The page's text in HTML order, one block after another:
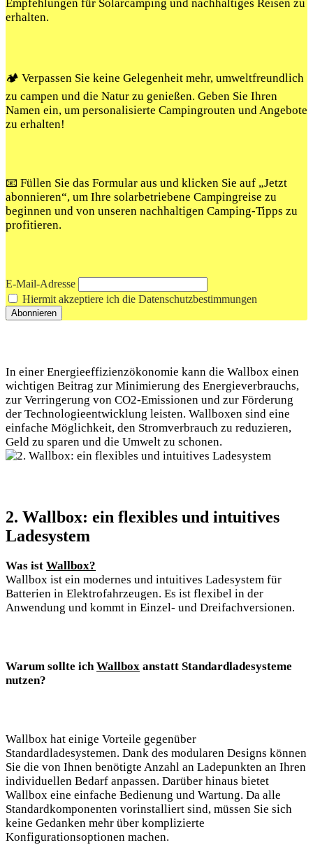
Empfehlungen für Solarcamping und nachhaltiges Reisen zu
erhalten.
🏕️ Verpassen Sie keine Gelegenheit mehr, umweltfreundlich
zu campen und die Natur zu genießen. Geben Sie Ihren
Namen ein, um personalisierte Campingrouten und Angebote
zu erhalten!
📧 Füllen Sie das Formular aus und klicken Sie auf „Jetzt
abonnieren“, um Ihre solarbetriebene Campingreise zu
beginnen und von unseren nachhaltigen Camping-Tipps zu
profitieren.
E-Mail-Adresse
Hiermit akzeptiere ich die Datenschutzbestimmungen
In einer Energieeffizienzökonomie kann die Wallbox einen
wichtigen Beitrag zur Minimierung des Energieverbrauchs,
zur Verringerung von CO2-Emissionen und zur Förderung
der Technologieentwicklung leisten. Wallboxen sind eine
einfache Möglichkeit, den Stromverbrauch zu reduzieren,
Geld zu sparen und die Umwelt zu schonen.
2. Wallbox: ein flexibles und intuitives
Ladesystem
Was ist Wallbox?
Wallbox ist ein modernes und intuitives Ladesystem für
Batterien in Elektrofahrzeugen. Es ist flexibel in der
Anwendung und kommt in Einzel- und Dreifachversionen.
Warum sollte ichWallbox anstatt Standardladesysteme
nutzen?
Wallbox hat einige Vorteile gegenüber
Standardladesystemen. Dank des modularen Designs können
Sie die von Ihnen benötigte Anzahl an Ladepunkten an Ihren
individuellen Bedarf anpassen. Darüber hinaus bietet
Wallbox eine einfache Bedienung und Wartung. Da alle
Standardkomponenten vorinstalliert sind, müssen Sie sich
keine Gedanken mehr über komplizierte
Konfigurationsoptionen machen.